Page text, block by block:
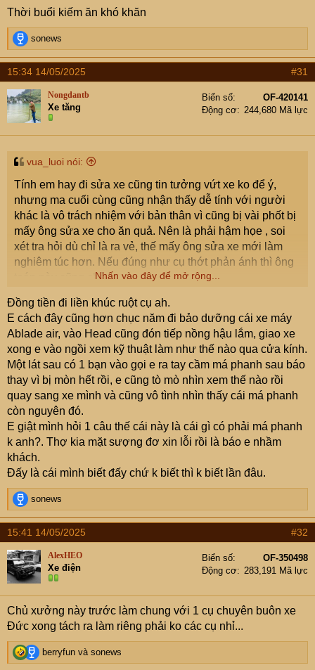
Thời buổi kiếm ăn khó khăn
R
e
a
c
t
i
o
n
s
sonews
15:34 14/05/2025 #31
Nongdantb
Xe tăng
Biển số
OF-420141
Động cơ
244,680 Mã lực
vua_luoi nói:
Tính em hay đi sửa xe cũng tin tưởng vứt xe ko để ý,
nhưng ma cuối cùng cũng nhận thấy dễ tính với người
khác là vô trách nhiệm với bản thân vì cũng bị vài phốt bị
mấy ông sửa xe cho ăn quả. Nên là phải hậm họe , soi
xét tra hỏi dù chỉ là ra vẻ, thế mấy ông sửa xe mới làm
nghiêm túc hơn. Nếu đúng như cụ thớt phản ánh thì ông
toán này cũng chả ra gìNhấn vào đây để mở rộng...
Đồng tiền đi liền khúc ruột cụ ah.
E cách đây cũng hơn chục năm đi bảo dưỡng cái xe máy
Ablade air, vào Head cũng đón tiếp nồng hậu lắm, giao xe
xong e vào ngồi xem kỹ thuật làm như thế nào qua cửa kính.
Một lát sau có 1 bạn vào gọi e ra tay cầm má phanh sau báo
thay vì bị mòn hết rồi, e cũng tò mò nhìn xem thế nào rồi
quay sang xe mình và cũng vô tình nhìn thấy cái má phanh
còn nguyên đó.
E giật mình hỏi 1 câu thế cái này là cái gì có phải má phanh
k anh?. Thợ kia mặt sượng đơ xin lỗi rồi là báo e nhầm
khách.
Đấy là cái mình biết đấy chứ k biết thì k biết lần đâu.
R
e
a
c
t
i
o
n
s
:
sonews
15:41 14/05/2025 #32
AlexHEO
Xe điện
Biển số
OF-350498
Động cơ
283,191 Mã lực
Chủ xưởng này trước làm chung với 1 cụ chuyên buôn xe
Đức xong tách ra làm riêng phải ko các cụ nhỉ...
R
e
berryfun và sonews